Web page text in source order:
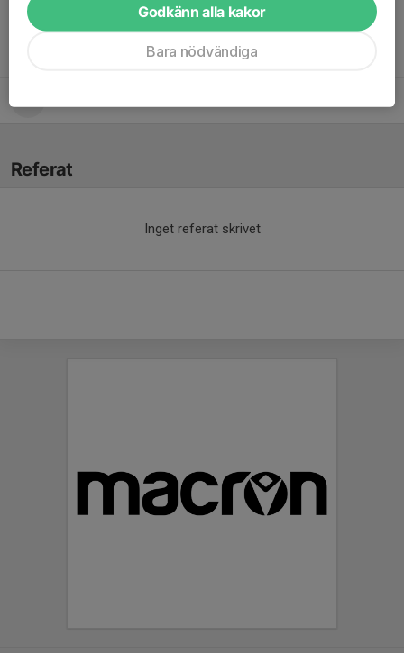
Nasra AhmedTränare
Lagledare
Referat
Inget referat skrivet
Godkänn alla kakor
Bara nödvändiga